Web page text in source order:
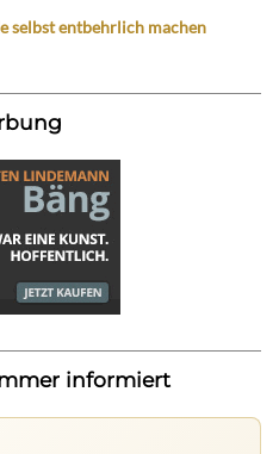
selbst entbehrlich machen
informiert